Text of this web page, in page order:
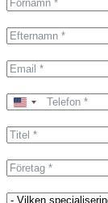
United
+1